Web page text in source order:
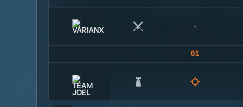
01